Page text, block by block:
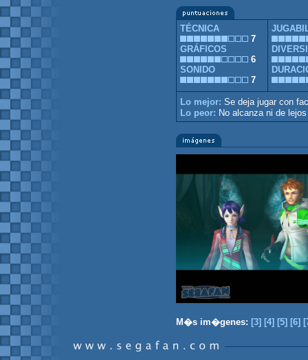
TÉCNICA
7
GRÁFICOS
6
SONIDO
7
Lo mejor: Se deja jugar con
Lo peor: No alcanza ni de
M�s im�genes: [3] [4] [5] [6]